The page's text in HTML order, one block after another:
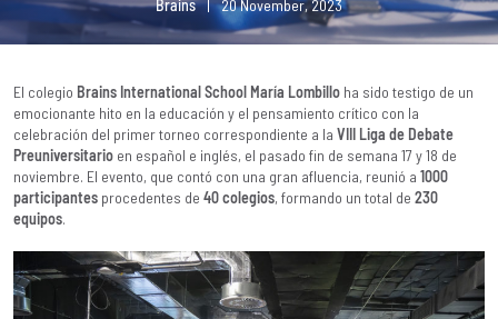
Brains | 20 November, 2023
El colegio Brains International School María Lombillo ha sido testigo de un
emocionante hito en la educación y el pensamiento crítico con la
celebración del primer torneo correspondiente a la VIII Liga de Debate
Preuniversitario en español e inglés, el pasado fin de semana 17 y 18 de
noviembre. El evento, que contó con una gran afluencia, reunió a 1000
participantes procedentes de 40 colegios, formando un total de 230
equipos.